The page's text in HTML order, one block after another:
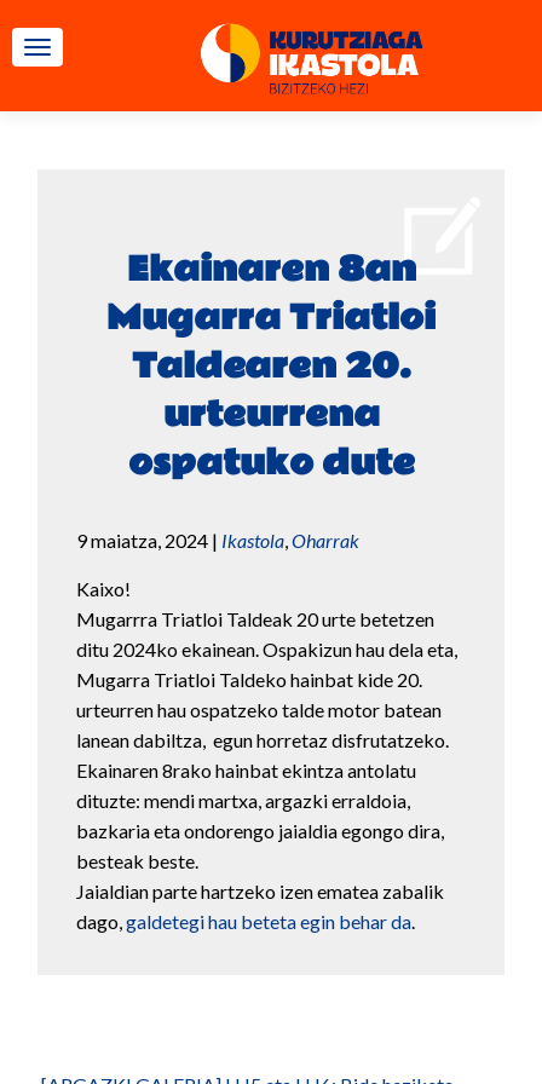
TOGGLE NAVIGATION
Ekainaren 8an
Mugarra Triatloi
Taldearen 20.
urteurrena
ospatuko dute
9 maiatza, 2024 | Ikastola,Oharrak
Kaixo!
Mugarrra Triatloi Taldeak 20 urte betetzen
ditu 2024ko ekainean. Ospakizun hau dela eta,
Mugarra Triatloi Taldeko hainbat kide 20.
urteurren hau ospatzeko talde motor batean
lanean dabiltza, egun horretaz disfrutatzeko.
Ekainaren 8rako hainbat ekintza antolatu
dituzte: mendi martxa, argazki erraldoia,
bazkaria eta ondorengo jaialdia egongo dira,
besteak beste.
Jaialdian parte hartzeko izen ematea zabalik
dago,galdetegi hau beteta egin behar da.